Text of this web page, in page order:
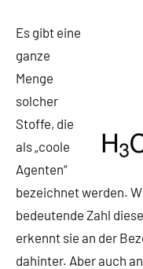
Es gibt eine
ganze
Menge
solcher
Stoffe, die
als „coole
Agenten“
bezeichnet werden.
bedeutende Zahl
erkennt sie an der
dahinter. Aber auch